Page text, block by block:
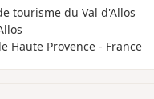
tourisme du Val d'Allos
Haute Provence - France